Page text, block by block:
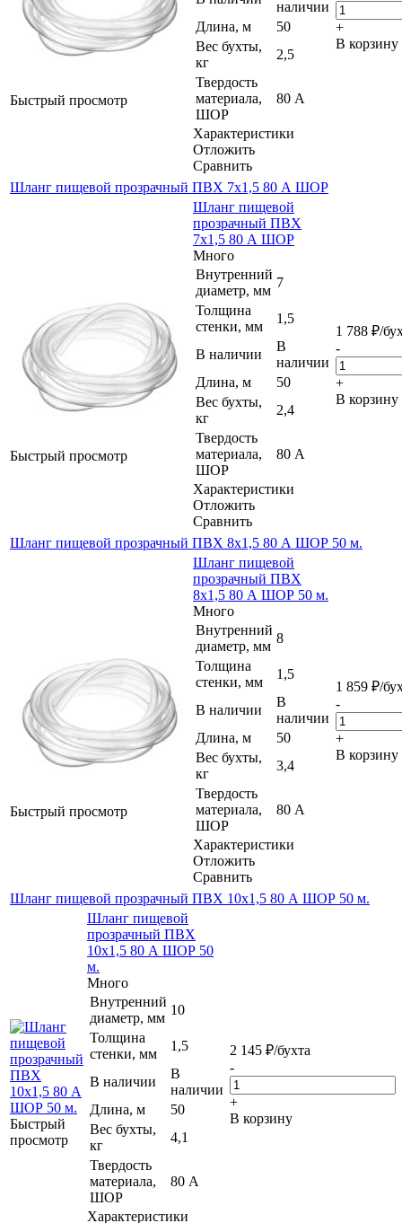
Быстрый просмотр
наличии
Длина, м
50
Вес бухты,
кг
2,5
Твердость
материала,
ШОР
80 А
Характеристики
Отложить
Сравнить
+
В корзину
Шланг пищевой прозрачный ПВХ 7х1,5 80 А ШОР
Быстрый просмотр
Шланг пищевой
прозрачный ПВХ
7х1,5 80 А ШОР
Много
Внутренний
диаметр, мм
7
Толщина
стенки, мм
1,5
В наличии
В
наличии
Длина, м
50
Вес бухты,
кг
2,4
Твердость
материала,
ШОР
80 А
Характеристики
Отложить
Сравнить
1 788 ₽/
-
+
В корзину
Шланг пищевой прозрачный ПВХ 8х1,5 80 А ШОР 50 м.
Быстрый просмотр
Шланг пищевой
прозрачный ПВХ
8х1,5 80 А ШОР 50 м.
Много
Внутренний
диаметр, мм
8
Толщина
стенки, мм
1,5
В наличии
В
наличии
Длина, м
50
Вес бухты,
кг
3,4
Твердость
материала,
ШОР
80 А
Характеристики
Отложить
Сравнить
1 859 ₽/
-
+
В корзину
Шланг пищевой прозрачный ПВХ 10х1,5 80 А ШОР 50 м.
Быстрый
просмотр
Шланг пищевой
прозрачный ПВХ
10х1,5 80 А ШОР 50
м.
Много
Внутренний
диаметр, мм
10
Толщина
стенки, мм
1,5
В наличии
В
наличии
Длина, м
50
Вес бухты,
кг
4,1
Твердость
материала,
ШОР
80 А
Характеристики
2 145 ₽/бухта
-
+
В корзину